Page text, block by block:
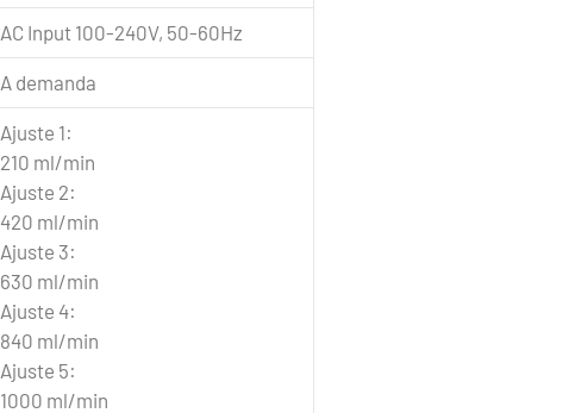
AC Input 100-240V, 50-60Hz
A demanda
Ajuste 1:
210 ml/min
Ajuste 2:
420 ml/min
Ajuste 3:
630 ml/min
Ajuste 4:
840 ml/min
Ajuste 5:
1000 ml/min